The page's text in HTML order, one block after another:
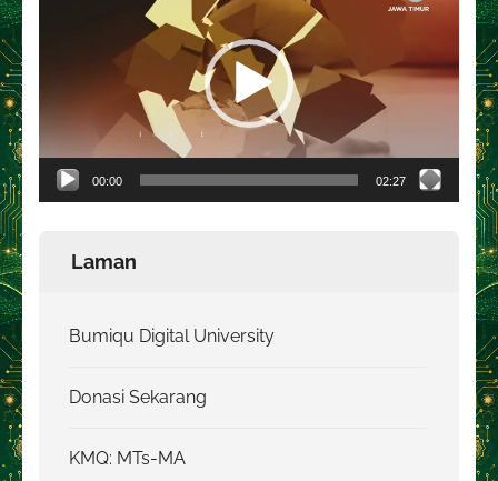
00:00 02:27
Laman
Bumiqu Digital University
Donasi Sekarang
KMQ: MTs-MA